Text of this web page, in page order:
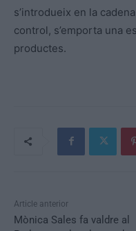
s’introdueix en la
control, s’emporta una
productes.
Article anterior
Mònica Sales fa valdre al